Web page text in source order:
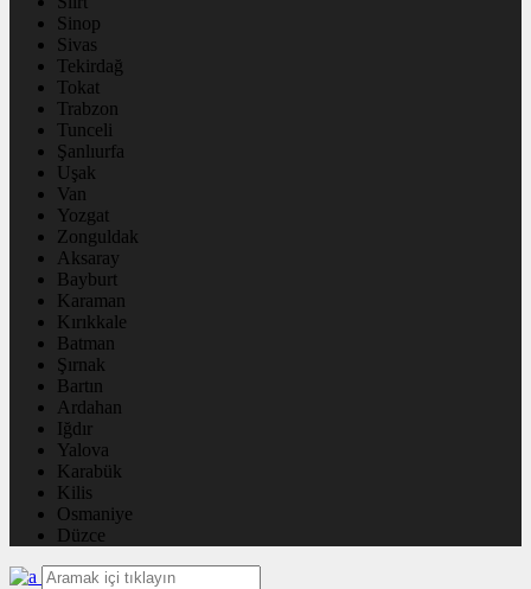
Sinop
Sivas
Tekirdağ
Tokat
Trabzon
Tunceli
Şanlıurfa
Uşak
Van
Yozgat
Zonguldak
Aksaray
Bayburt
Karaman
Kırıkkale
Batman
Şırnak
Bartın
Ardahan
Iğdır
Yalova
Karabük
Kilis
Osmaniye
Düzce